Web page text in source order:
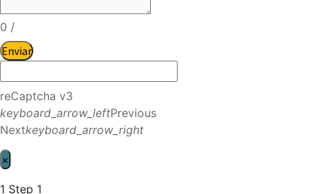
0 /
Enviar
reCaptcha v3
keyboard_arrow_leftPrevious
Nextkeyboard_arrow_right
×
1 Step 1